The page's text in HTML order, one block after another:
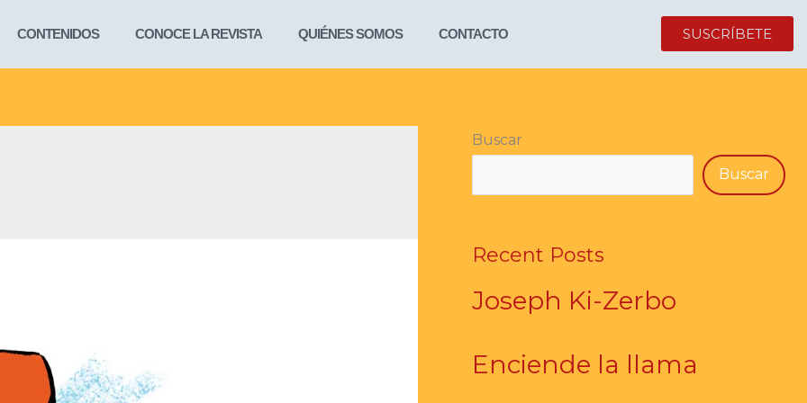
CONTENIDOS CONOCE LA REVISTA QUIÉNES SOMOS CONTACTO SUSCRÍBETE
Buscar
Buscar
Recent Posts
Joseph Ki-Zerbo
Enciende la llama